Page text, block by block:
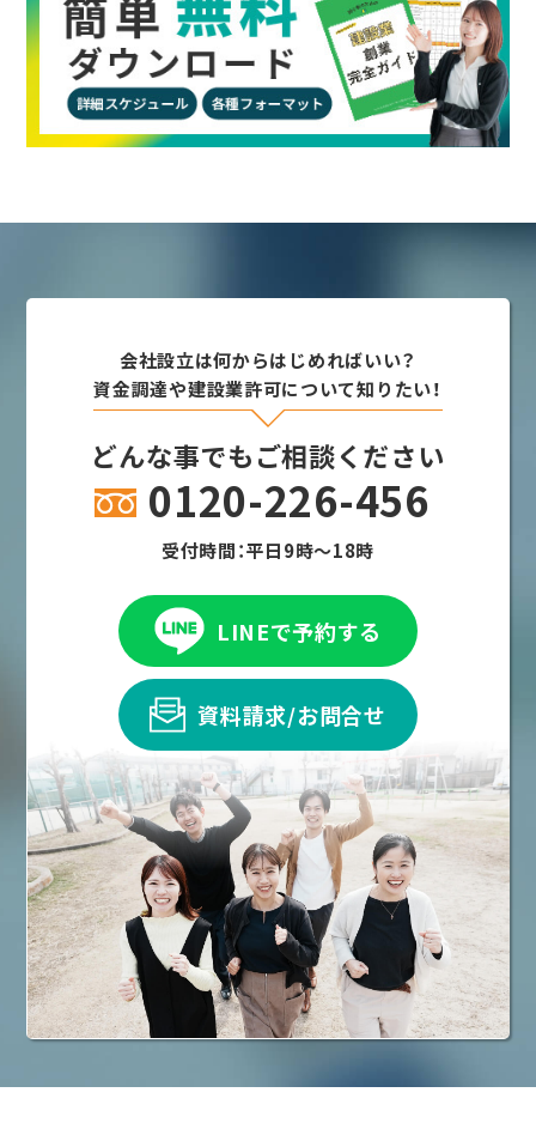
会社設立は何からはじめればいい？
資金調達や建設業許可について知りたい！
どんな事でもご相談ください
0120-226-456
受付時間：平日9時～18時
LINEで予約する
資料請求/お問合せ